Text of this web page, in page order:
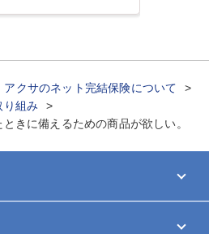
アクサのネット完結保険について
り組み
きに備えるための商品が欲しい。